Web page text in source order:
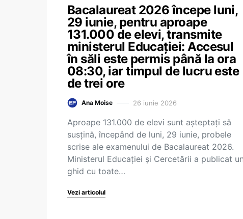
Bacalaureat 2026 începe luni,
29 iunie, pentru aproape
131.000 de elevi, transmite
ministerul Educației: Accesul
în săli este permis până la ora
08:30, iar timpul de lucru este
de trei ore
Ana Moise 26 iunie 2026
Aproape 131.000 de elevi sunt așteptați să
susțină, începând de luni, 29 iunie, probele
scrise ale examenului de Bacalaureat 2026.
Ministerul Educației și Cercetării a publicat un
ghid cu toate…
Vezi articolul